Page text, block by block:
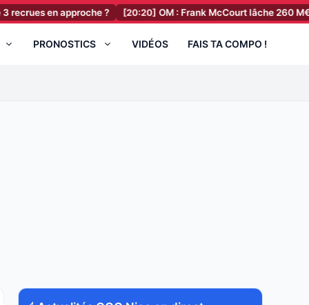
en approche ? [20:20] OM : Frank McCourt lâche 260 M€ !
PRONOSTICS VIDÉOS FAIS TA COMPO !